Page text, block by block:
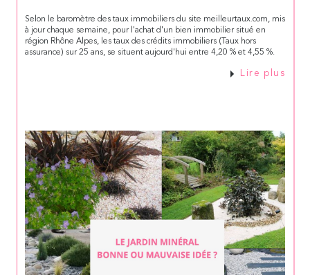
Selon le baromètre des taux immobiliers du site meilleurtaux.com, mis
à jour chaque semaine, pour l'achat d'un bien immobilier situé en
région Rhône Alpes, les taux des crédits immobiliers (Taux hors
assurance) sur 25 ans, se situent aujourd'hui entre 4,20 % et 4,55 %.
Lire plus